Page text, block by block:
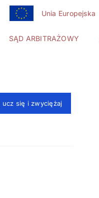
Unia Europejska
SĄD ARBITRAŻOWY
ucz się i zwyciężaj